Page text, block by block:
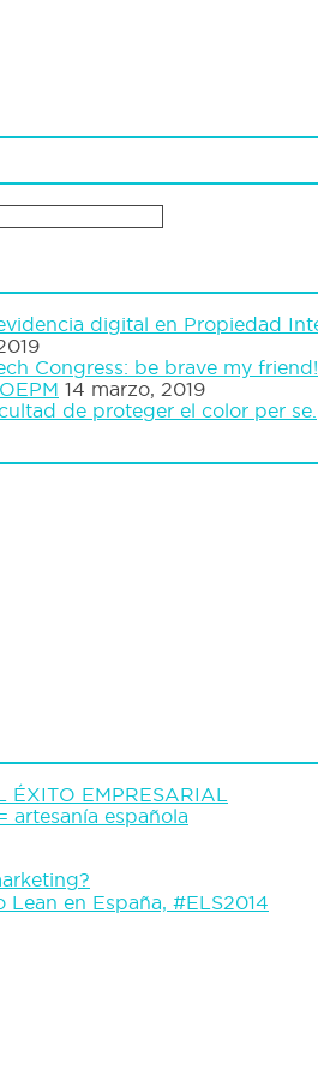
digital en Propiedad
Congress: be brave my friend!
14 marzo, 2019
de proteger el color per se.
ÉXITO EMPRESARIAL
artesanía española
en España, #ELS2014